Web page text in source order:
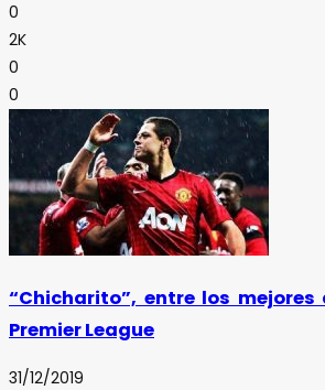
0
2K
0
0
“Chicharito”, entre los
Premier League
31/12/2019